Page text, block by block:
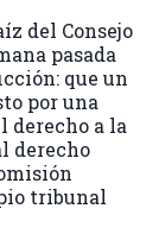
del Consejo
pasada
que un
por una
derecho a la
derecho
tribunal